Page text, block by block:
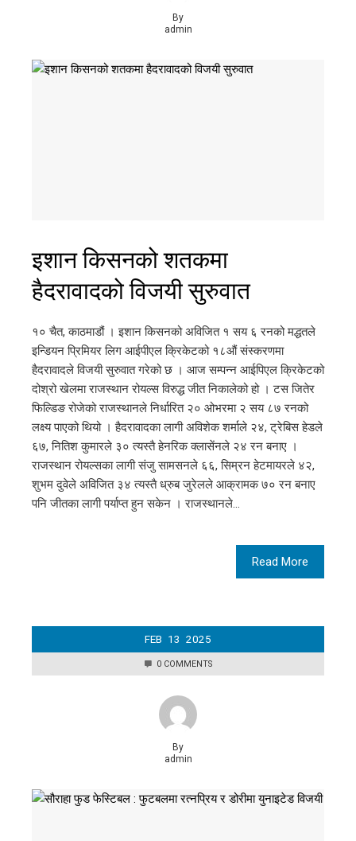
By
admin
इशान किसनको शतकमा
हैदरावादको विजयी सुरुवात
१० चैत, काठमाडौं । इशान किसनको अविजित १ सय ६ रनको मद्धतले
इन्डियन प्रिमियर लिग आईपीएल क्रिकेटको १८औं संस्करणमा
हैदरावादले विजयी सुरुवात गरेको छ । आज सम्पन्न आईपिएल क्रिकेटको
दोश्रो खेलमा राजस्थान रोयल्स विरुद्ध जीत निकालेको हो । टस जितेर
फिल्डिङ रोजेको राजस्थानले निर्धारित २० ओभरमा २ सय ८७ रनको
लक्ष्य पाएको थियो । हैदरावादका लागी अविशेक शर्माले २४, ट्रेबिस हेडले
६७, नितिश कुमारले ३० त्यस्तै हेनरिक क्लासेंनले २४ रन बनाए ।
राजस्थान रोयल्सका लागी संजु सामसनले ६६, सिम्रन हेटमायरले ४२,
शुभम दुवेले अविजित ३४ त्यस्तै ध्रुब जुरेलले आक्रामक ७० रन बनाए
पनि जीतका लागी पर्याप्त हुन सकेन । राजस्थानले…
Read More
FEB 13 2025
0 COMMENTS
By
admin